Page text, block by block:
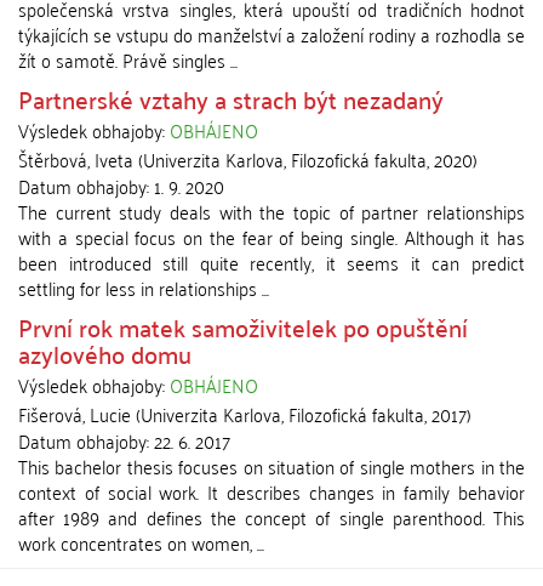
společenská vrstva singles, která upouští od tradičních hodnot
týkajících se vstupu do manželství a založení rodiny a rozhodla se
žít o samotě. Právě singles ...
Partnerské vztahy a strach být nezadaný
Výsledek obhajoby:OBHÁJENO
Štěrbová, Iveta(Univerzita Karlova, Filozofická fakulta,2020)
Datum obhajoby:1. 9. 2020
The current study deals with the topic of partner relationships
with a special focus on the fear of being single. Although it has
been introduced still quite recently, it seems it can predict
settling for less in relationships ...
První rok matek samoživitelek po opuštění
azylového domu
Výsledek obhajoby:OBHÁJENO
Fišerová, Lucie(Univerzita Karlova, Filozofická fakulta,2017)
Datum obhajoby:22. 6. 2017
This bachelor thesis focuses on situation of single mothers in the
context of social work. It describes changes in family behavior
after 1989 and defines the concept of single parenthood. This
work concentrates on women, ...